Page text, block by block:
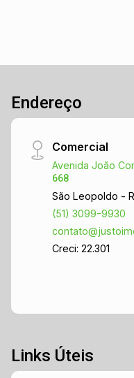
confraternizações.
extra, home office
garagem comporta
um pátio
com a família. Tudo isso em uma localização
estratégica,
restaurantes e
Endereço
Comercial
Avenida João
668
São Leopoldo -
(51) 3099-9930
Creci: 22.301
Links Úteis